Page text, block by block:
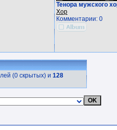
Тенора мужского
Хор
Комментарии: 0
(0 скрытых) и 128